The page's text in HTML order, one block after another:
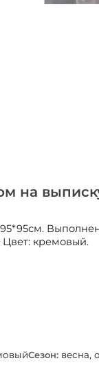
на
Цвет: кремовый.
Сезон: весна,